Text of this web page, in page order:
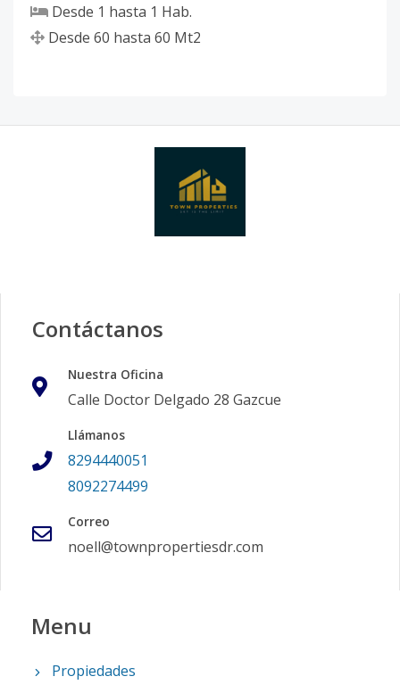
Desde 1 hasta 1 Hab.
Desde 60 hasta 60 Mt2
Contáctanos
Nuestra Oficina
Calle Doctor Delgado 28 Gazcue
Llámanos
8294440051
8092274499
Correo
noell@townpropertiesdr.com
Menu
Propiedades